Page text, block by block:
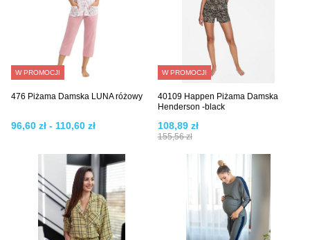
W PROMOCJI
476 Piżama Damska LUNA różowy
96,60 zł - 110,60 zł
W PROMOCJI
40109 Happen Piżama Damska
Henderson -black
155,56 zł
108,89 zł